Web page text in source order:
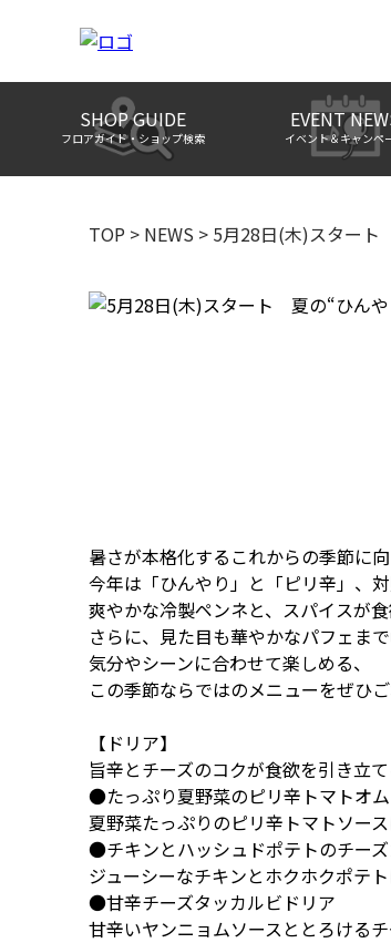
SHOP GUIDE
フロアガイド・ショップ検索
EVENT
イベント＆キャンペ
TOP > NEWS > 5月28日(木)スター
暑さが本格化するこれからの季節に向
今年は「ひんやり」と「ピリ辛」、
爽やかな冷製ペンネと、スパイスが食
さらに、見た目も華やかなパフェま
気分やシーンに合わせて楽しめる、
この季節ならではのメニューをぜひご
【ドリア】
旨辛とチーズのコクが食欲を引き立
●たっぷり夏野菜のピリ辛トマトオ
夏野菜たっぷりのピリ辛トマトソー
●チキンとハッシュドポテトのチー
ジューシーなチキンとホクホクポテ
●甘辛チーズタッカルビドリア
甘辛いヤンニョムソースととろける